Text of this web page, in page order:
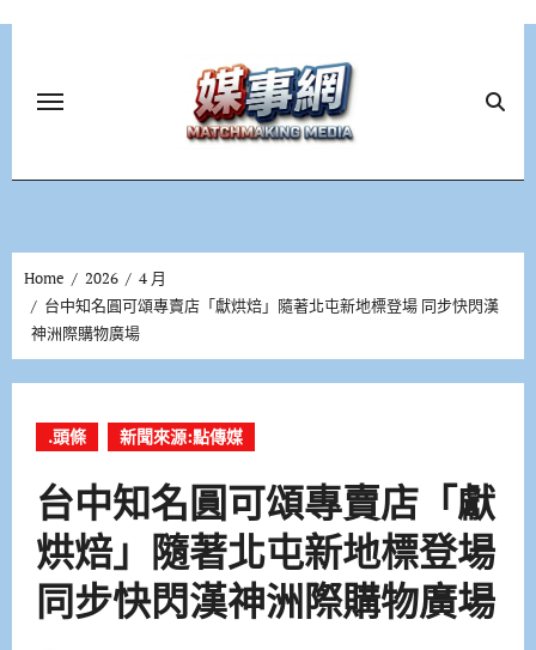
Home 2026
4 月
台中知名圓可頌專賣店「獻烘焙」隨著北屯新地標登場 同步快閃漢
神洲際購物廣場
.頭條 新聞來源:點傳媒
台中知名圓可頌專賣店「獻
烘焙」隨著北屯新地標登場
同步快閃漢神洲際購物廣場